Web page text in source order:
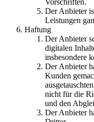
Der Anbieter
Leistungen
Haftung
Der Anbieter
digitalen
insbesondere
Der Anbieter
Kunden
nicht für die
und den
Der Anbieter